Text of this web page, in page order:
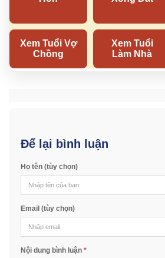
Để lại bình luận
Họ tên (tùy chọn)
Email (tùy chọn)
Nội dung bình luận *